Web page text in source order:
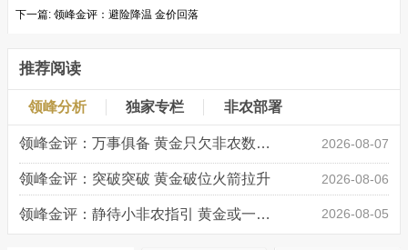
下一篇: 领峰金评：避险降温 金价回落
推荐阅读
领峰分析 独家专栏 非农部署
领峰金评：万事俱备 黄金只欠非农数据“东风” 2026-08-07
领峰金评：突破突破 黄金破位火箭拉升 2026-08-06
领峰金评：静待小非农指引 黄金或一击破局 2026-08-05